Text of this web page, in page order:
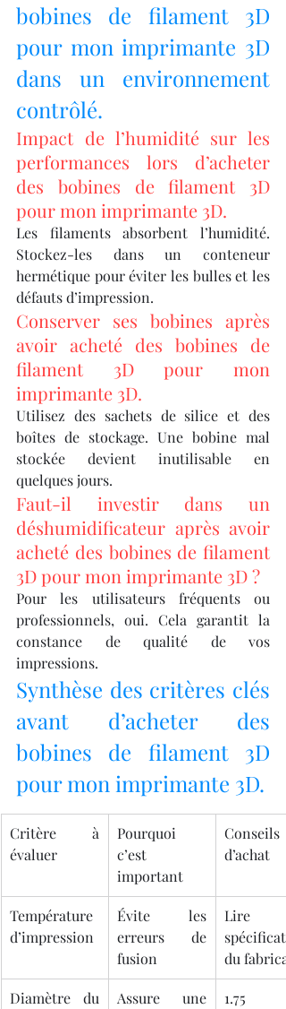
bobines de filament 3D
pour mon imprimante 3D
dans un environnement
contrôlé.
Impact de l’humidité sur les
performances lors d’acheter
des bobines de filament 3D
pour mon imprimante 3D.
Les filaments absorbent l’humidité.
Stockez-les dans un conteneur
hermétique pour éviter les bulles et les
défauts d’impression.
Conserver ses bobines après
avoir acheté des bobines de
filament 3D pour mon
imprimante 3D.
Utilisez des sachets de silice et des
boîtes de stockage. Une bobine mal
stockée devient inutilisable en
quelques jours.
Faut-il investir dans un
déshumidificateur après avoir
acheté des bobines de filament
3D pour mon imprimante 3D ?
Pour les utilisateurs fréquents ou
professionnels, oui. Cela garantit la
constance de qualité de vos
impressions.
Synthèse des critères clés
avant d’acheter des
bobines de filament 3D
pour mon imprimante 3D.
Critère à
évaluer
Pourquoi
c’est
important
Conseils
d’achat
Température
d’impression
Évite les
erreurs de
fusion
Lire
du
Diamètre du
Assure une
1.75